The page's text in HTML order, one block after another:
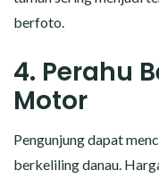
berfoto.
4. Perahu
Motor
Pengunjung dapat
berkeliling danau.